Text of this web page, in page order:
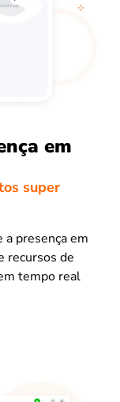
em
super
presença em
recursos de
tempo real